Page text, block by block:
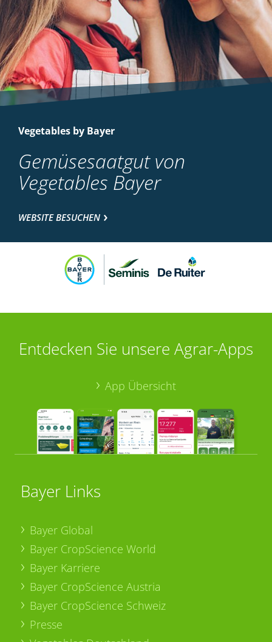
Vegetables by Bayer
Gemüsesaatgut von
Vegetables Bayer
WEBSITE BESUCHEN
Entdecken Sie unsere Agrar-Apps
App Übersicht
Bayer Links
Bayer Global
Bayer CropScience World
Bayer Karriere
Bayer CropScience Austria
Bayer CropScience Schweiz
Presse